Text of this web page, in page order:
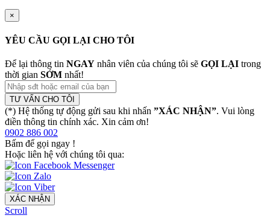
×
YÊU CẦU GỌI LẠI CHO TÔI
Để lại thông tin NGAY nhân viên của chúng tôi sẽ GỌI LẠI trong
thời gian SỚM nhất!
TƯ VẤN CHO TÔI
(*) Hệ thống tự động gửi sau khi nhấn ”XÁC NHẬN”. Vui lòng
điền thông tin chính xác. Xin cảm ơn!
0902 886 002
Bấm để gọi ngay !
Hoặc liên hệ với chúng tôi qua:
XÁC NHẬN
Scroll